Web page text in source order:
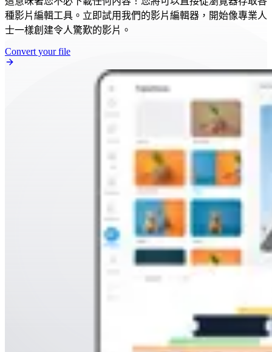
種影片編輯工具。立即試用我們的影片編輯器，開始像專業人
士一樣創建令人驚歎的影片。
Convert your file